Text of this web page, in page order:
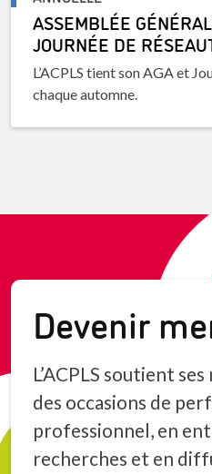
ASSEMBLÉE
JOURNÉE DE
L’ACPLS tient son AGA et
chaque automne.
Devenir
L’ACPLS soutient
des occasions de
professionnel, en
recherches et en